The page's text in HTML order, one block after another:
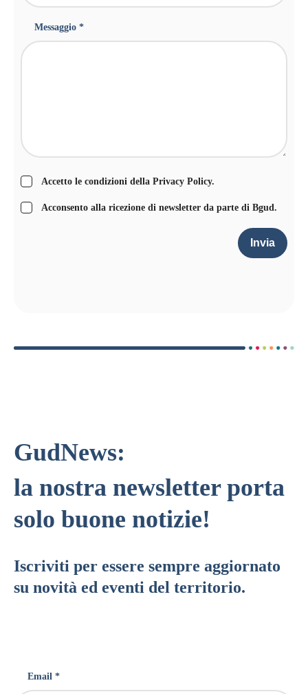
Messaggio *
Accetto le condizioni della Privacy Policy.
Acconsento alla ricezione di newsletter da parte di Bgud.
Invia
GudNews:
la nostra newsletter porta
solo buone notizie!
Iscriviti per essere sempre aggiornato
su novità ed eventi del territorio.
Email *